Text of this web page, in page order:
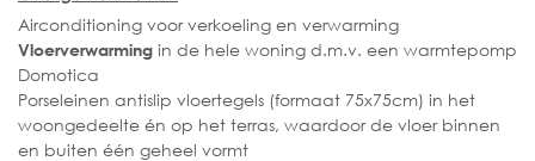
Airconditioning voor verkoeling en verwarming
Vloerverwarming in de hele woning d.m.v. een warmtepomp
Domotica
Porseleinen antislip vloertegels (formaat 75x75cm) in het
woongedeelte én op het terras, waardoor de vloer binnen
en buiten één geheel vormt